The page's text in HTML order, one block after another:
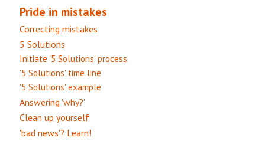
Pride in mistakes
Correcting mistakes
5 Solutions
Initiate '5 Solutions' process
'5 Solutions' time line
'5 Solutions' example
Answering 'why?'
Clean up yourself
'bad news'? Learn!